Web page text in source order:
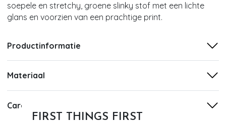
FIRST THINGS FIRST
soepele en stretchy, groene slinky stof met een lichte
glans en voorzien van een prachtige print.
Productinformatie
Materiaal
Care